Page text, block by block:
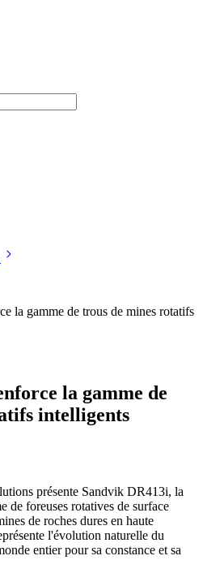
la gamme de trous de mines rotatifs
la gamme de
intelligents
présente Sandvik DR413i, la
de foreuses rotatives de surface
de roches dures en haute
l'évolution naturelle du
entier pour sa constance et sa